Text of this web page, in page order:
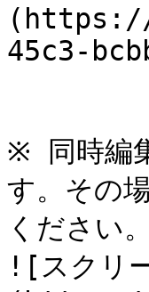
(https://
45c3-
※ 同時編
す。その
ください。
![スクリ